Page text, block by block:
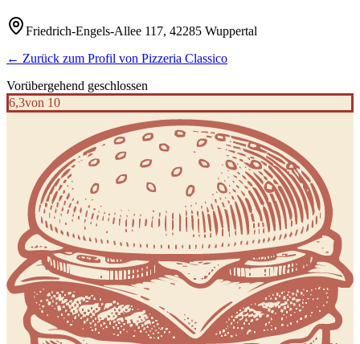
Friedrich-Engels-Allee 117, 42285 Wuppertal
← Zurück zum Profil von Pizzeria Classico
Vorübergehend geschlossen
6,3von 10